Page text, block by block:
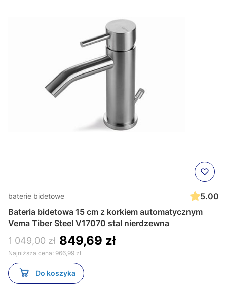
baterie bidetowe
5.00
Bateria bidetowa 15 cm z korkiem automatycznym
Vema Tiber Steel V17070 stal nierdzewna
1 049,00 zł 849,69 zł
Najniższa cena: 966,99 zł
Do koszyka